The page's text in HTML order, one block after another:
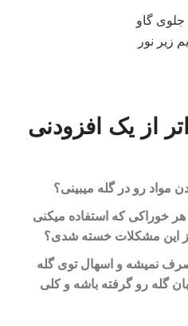
از یک افزودنی
رو در گله میبینی؟
خوراکی که استفاده میکنی
از این مشکلات خسته شدی؟
نمیشه و اسهال توی گله
گله رو گرفته باشه و کلی